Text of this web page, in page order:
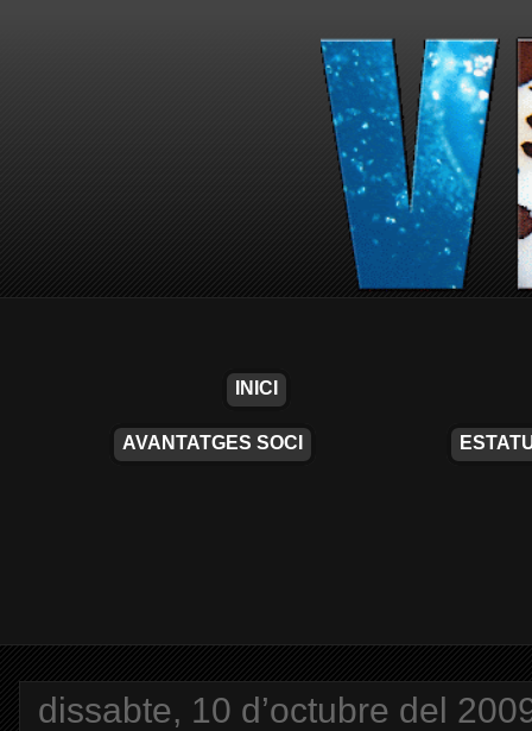
INICI
AVANTATGES SOCI
dissabte, 10 d’octubre del